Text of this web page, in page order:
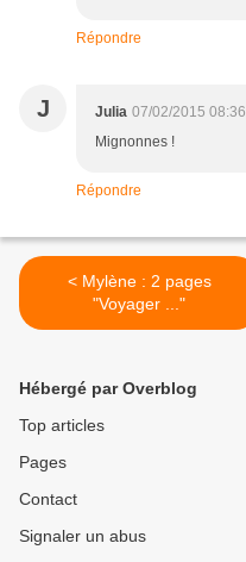
Répondre
J Julia 07/02/2015 08:36
Mignonnes !
Répondre
< Mylène : 2 pages
"Voyager ..."
Hébergé par Overblog
Top articles
Pages
Contact
Signaler un abus